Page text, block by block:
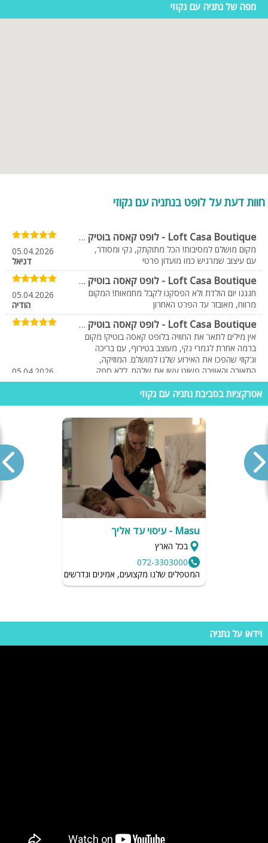
מפה של נתניה עם גקוזי
חוות דעת על לופט בנתניה עם גקוזי
Loft Casa Boutique - לופט קאסה בוטיק מקום ברמה גבוהה
מקום מושלם למסיבות! הכל מתוקתק, נקי ומסודר,
עם עיצוב שמרגיש כמו מועדון פרטי
05.04.2026
דניאל
Loft Casa Boutique - לופט קאסה בוטיק מומלץץ
חגגנו יום הולדת ולא הפסקנו לקבל מחמאות! המקום
מרווח, מאובזר עד הפרט האחרון
05.04.2026
הודיה
Loft Casa Boutique - לופט קאסה בוטיק המלצה חמה
אין מילים לתאר את החוויה בלופט קאסה בוטיק! מקום
ברמה אחרת לגמרי נקי, מעוצב בטירוף, עם בריכה
וג’קוזי שהפכו את האירוע שלנו למושלם. המוזיקה,
התאורה והאווירה פשוט עשו את שלהם. ללא ספק
נחזור שוב!
05.04.2026
רעות
לופט פנטהאוז על הגג -חוות דעת על המתחם
חגגנו יום הולדת כולל אירוסין והיה פשוט כיף
לופט פנטהאוז על הגג- יום הולדת
אחלה מקום חגגנו יום הולדת הכל היה ממש מעולה
09.09.2024
דביר לוי
לופט פנטהאוז על הגג- היה מעולה
מקום מעולה לימי הולדת מומלץ
לופט ליאן נתניה-מדהים
היה מדהים אחד הלופטים השווים בארץ
לופט ליאן נתניה-המלצה!!!
מומלץ ביותר מקום מהמם הכל נקי ומסודר בעלי
לופט ליאן נתניה-נהדר!!
היה נהדר המקום מושלם חוויה בלתי נשכת המקום נקי
ומסודר ממליצה בחום!!!!
שי
אטרקציות בסביבת נתניה עם גקוזי
Masu - עיסוי עד אליך
בכל הארץ
072-3303000
המטפלים שלנו מקצועים, אמינים ונדרשים לשמור על רמת
וידאו על נתניה